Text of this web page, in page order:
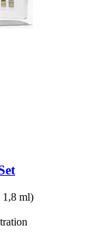
1,8 ml)